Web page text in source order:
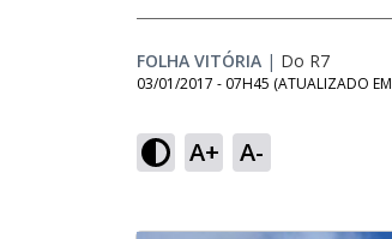
FOLHA VITÓRIA | Do R7
03/01/2017 - 07H45 (ATUALIZADO EM
A+ A-